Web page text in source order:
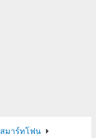
สมาร์ทโฟน